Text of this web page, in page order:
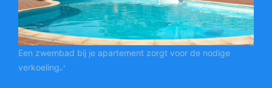
Een zwembad bij je apartement zorgt voor de nodige
verkoeling